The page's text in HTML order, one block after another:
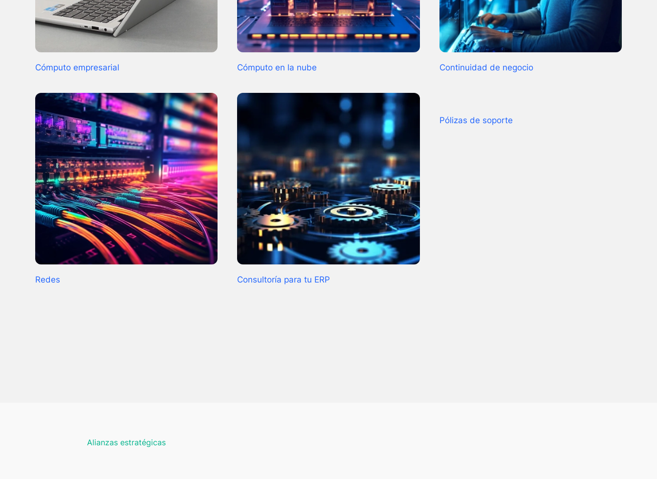
Cómputo empresarial Cómputo en la nube Continuidad de negocio
Redes Consultoría para tu ERP
Pólizas de soporte
Alianzas estratégicas